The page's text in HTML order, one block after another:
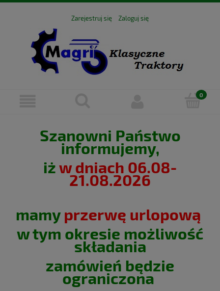
Zarejestruj się Zaloguj się
Szanowni Państwo
informujemy,
iżw dniach 06.08-
21.08.2026
mamy przerwę urlopową
w tym okresie możliwość
składania
zamówień będzie
ograniczona